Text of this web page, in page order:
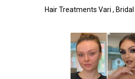
Hair Treatments Vari ,